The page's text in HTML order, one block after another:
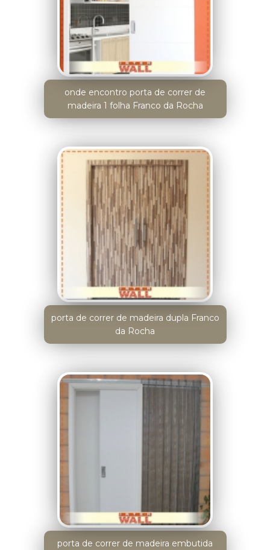
onde encontro porta de correr de
madeira 1 folha Franco da Rocha
porta de correr de madeira dupla Franco
da Rocha
porta de correr de madeira embutida